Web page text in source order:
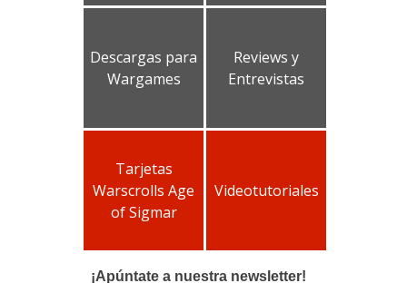
Descargas para
Wargames
Reviews y
Entrevistas
Tarjetas
Warscrolls Age
of Sigmar
Videotutoriales
¡Apúntate a nuestra newsletter!